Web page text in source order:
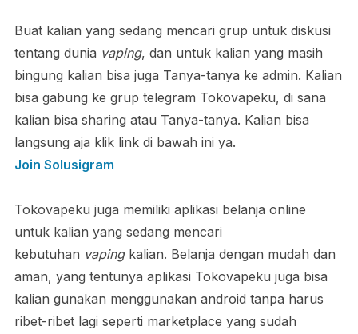
Buat kalian yang sedang mencari grup untuk diskusi
tentang dunia vaping, dan untuk kalian yang masih
bingung kalian bisa juga Tanya-tanya ke admin. Kalian
bisa gabung ke grup telegram Tokovapeku, di sana
kalian bisa sharing atau Tanya-tanya. Kalian bisa
langsung aja klik link di bawah ini ya.
Join Solusigram
Tokovapeku juga memiliki aplikasi belanja online
untuk kalian yang sedang mencari
kebutuhan vaping kalian. Belanja dengan mudah dan
aman, yang tentunya aplikasi Tokovapeku juga bisa
kalian gunakan menggunakan android tanpa harus
ribet-ribet lagi seperti marketplace yang sudah